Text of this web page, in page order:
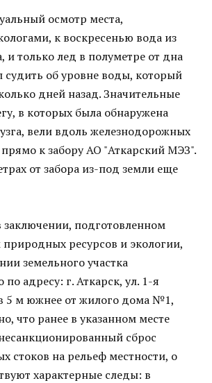
осмотр места,
к воскресенью вода из
и только лед в полуметре от дна
судить об уровне воды, который
дней назад. Значительные
в которых была обнаружена
вели вдоль железнодорожных
прямо к забору АО "Аткарский МЭЗ".
от забора из-под земли еще
заключении, подготовленном
ресурсов и экологии,
земельного участка
адресу: г. Аткарск, ул. 1-я
5 м южнее от жилого дома №1,
что ранее в указанном месте
сброс
стоков на рельеф местности, о
характерные следы: в